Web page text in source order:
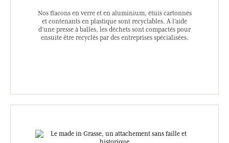
Nos flacons en verre et en aluminium, étuis cartonnés
et contenants en plastique sont recyclables. A l’aide
d’une presse à balles, les déchets sont compactés pour
ensuite être recyclés par des entreprises spécialisées.